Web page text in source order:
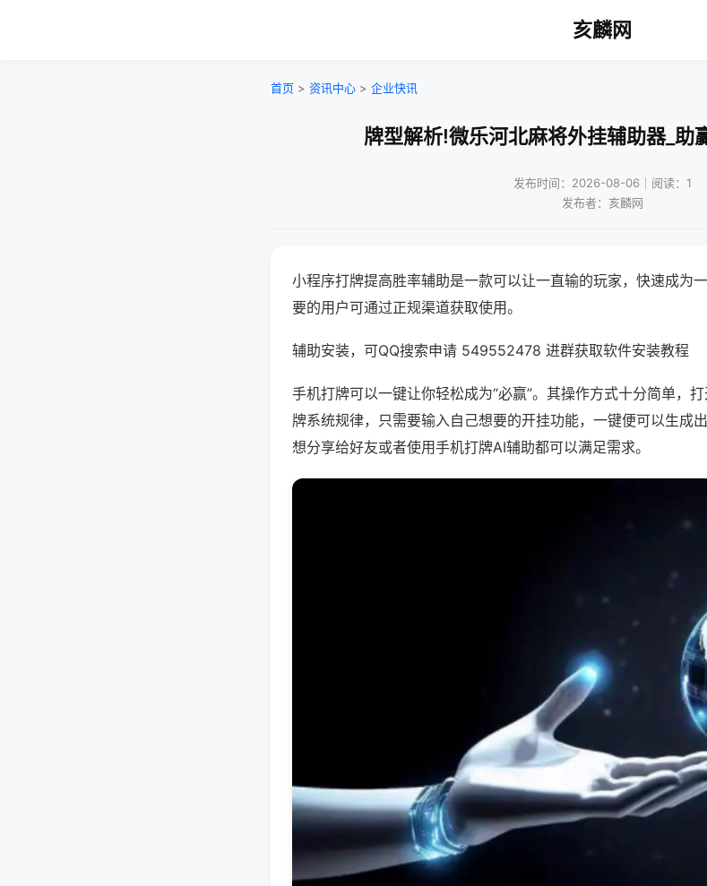
亥麟网
首页 > 资讯中心 > 企业快讯
牌型解析!微乐河北麻将外挂辅助器_助
发布时间：2026-08-06｜阅读：1
发布者：亥麟网
小程序打牌提高胜率辅助是一款可以让一直输的玩家，快速成为
要的用户可通过正规渠道获取使用。
辅助安装，可QQ搜索申请 549552478 进群获取软件安装教程
手机打牌可以一键让你轻松成为“必赢”。其操作方式十分简单，
牌系统规律，只需要输入自己想要的开挂功能，一键便可以生成
想分享给好友或者使用手机打牌AI辅助都可以满足需求。